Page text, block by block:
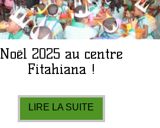
Noël 2025 au centre
Fitahiana !
LIRE LA SUITE